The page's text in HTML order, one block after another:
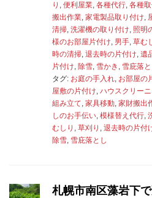
り , 便利屋業, 各種代行, 各種
搬出作業, 家電製品取り付け,
清掃, 洗濯機の取り付け, 照明
様のお部屋片付け, 男手, 草む
時の清掃, 退去時の片付け, 遺
片付け, 除雪, 雪かき , 雪庇落と
タグ: お庭の手入れ, お部屋の
屋敷の片付け, ハウスクリー
組み立て, 家具移動, 家財搬出
しのお手伝い, 模様替え代行,
むしり , 草刈り , 退去時の片付
除雪, 雪庇落とし
札幌市南区藻岩下